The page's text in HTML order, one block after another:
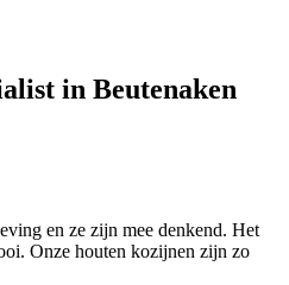
in Beutenaken
en ze zijn mee denkend. Het
Onze houten kozijnen zijn zo